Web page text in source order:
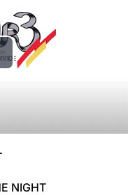
NIGHT